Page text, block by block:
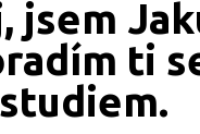
jsem
ti
studiem.